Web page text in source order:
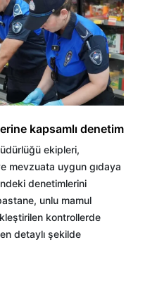
kapsamlı denetim
ekipleri,
mevzuata uygun gıdaya
denetimlerini
unlu mamul
kontrollerde
detaylı şekilde